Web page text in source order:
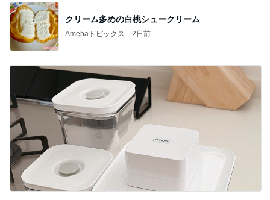
クリーム多めの白桃シュークリーム
Amebaトピックス 2日前